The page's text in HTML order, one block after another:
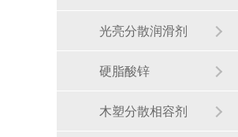
光亮分散润滑剂
硬脂酸锌
木塑分散相容剂